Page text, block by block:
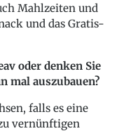
Mahlzeiten und
und das Gratis-
oder denken Sie
mal auszubauen?
falls es eine
vernünftigen